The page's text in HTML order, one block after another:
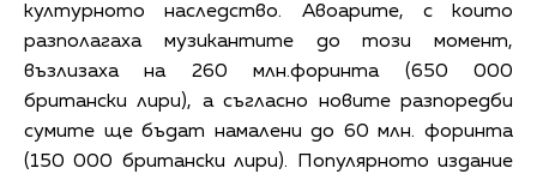
културното наследство. Авоарите, с които
разполагаха музикантите до този момент,
възлизаха на 260 млн.форинта (650 000
британски лири), а съгласно новите разпоредби
сумите ще бъдат намалени до 60 млн. форинта
(150 000 британски лири). Популярното издание